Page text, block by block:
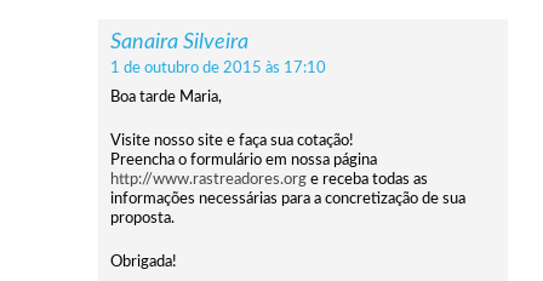
Sanaira Silveira
1 de outubro de 2015 às 17:10
Boa tarde Maria,
Visite nosso site e faça sua cotação!
Preencha o formulário em nossa página
http://www.rastreadores.org e receba todas as
informações necessárias para a concretização de sua
proposta.
Obrigada!